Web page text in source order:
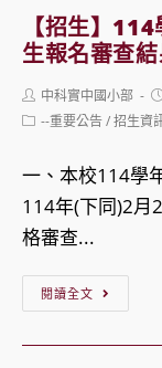
材
料
設
學
系
年
推
中
學
數
【招生】
生報名審查
Post
author:
中科實中國小部
Post--重要公告/招生資
一、本校114學
114年(下同)2月
格審查...
閱讀全文
114